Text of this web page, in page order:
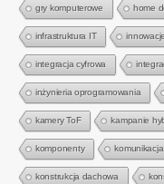
gry komputerowe home
infrastruktura IT innowacje
integracja cyfrowa
inżynieria oprogramowania
kamery ToF kampanie
komponenty
konstrukcja dachowa